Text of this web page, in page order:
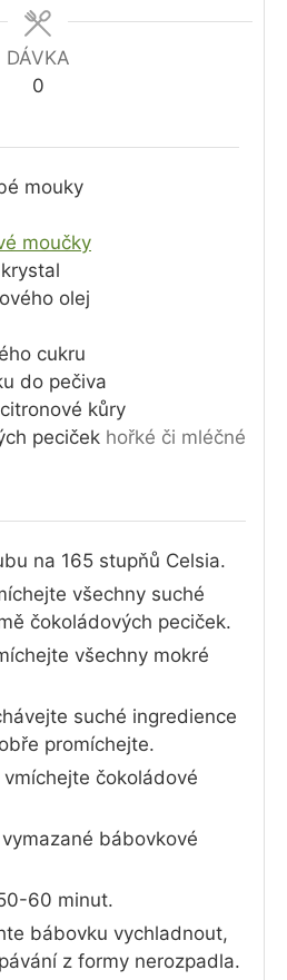
DÁVKA
0
mouky
moučky
olej
cukru
do pečiva
kůry
peciček hořké či mléčné
na 165 stupňů Celsia.
všechny suché
čokoládových peciček.
všechny mokré
suché ingredience
promíchejte.
čokoládové
bábovkové
60 minut.
bábovku vychladnout,
z formy nerozpadla.